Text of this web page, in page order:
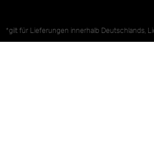
*gilt für Lieferungen innerhalb Deutschlands,